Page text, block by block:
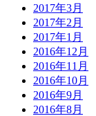
2017年3月
2017年2月
2017年1月
2016年12月
2016年11月
2016年10月
2016年9月
2016年8月